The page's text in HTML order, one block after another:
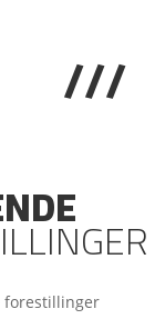
///
forestillinger